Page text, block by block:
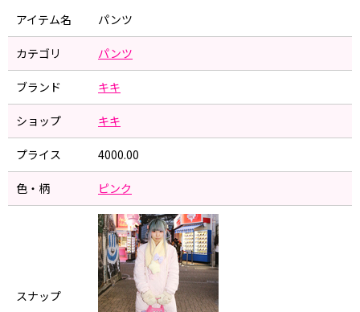
アイテム名 パンツ
カテゴリ パンツ
ブランド キキ
ショップ キキ
プライス 4000.00
色・柄 ピンク
スナップ